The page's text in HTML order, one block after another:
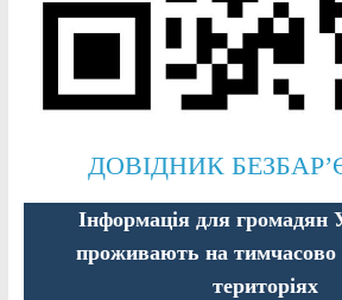
ДОВІДНИК
Інформація для громадян
проживають на тимчасово
територіях